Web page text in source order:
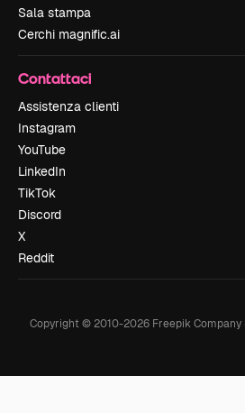
Sala stampa
Cerchi magnific.ai
Contattaci
Assistenza clienti
Instagram
YouTube
LinkedIn
TikTok
Discord
X
Reddit
Copyright © 2010-2026Freepik Company